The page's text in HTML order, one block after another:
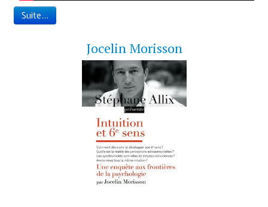
Suite...
Jocelin Morisson